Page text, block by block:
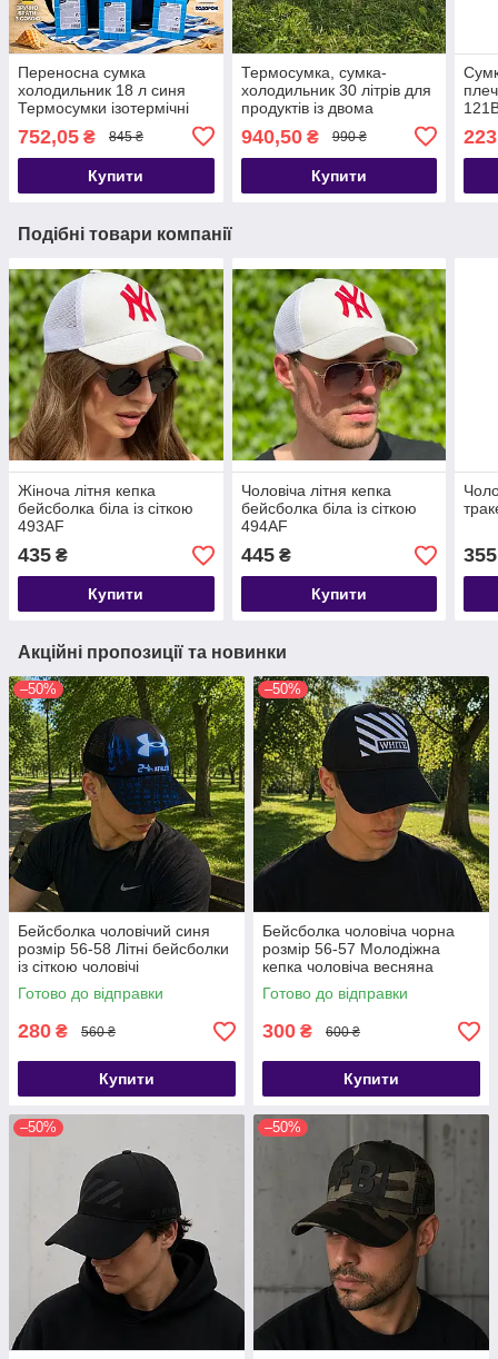
Переносна сумка
холодильник 18 л синя
Термосумки ізотермічні
холоду
752,05 ₴ 845 ₴
Купити
Термосумка, сумка-
холодильник 30 літрів для
продуктів із двома
акумуляторами холоду в
комплекті
940,50₴ 990 ₴
Купити
Подібні товари компанії
Жіноча літня кепка
бейсболка біла із сіткою
493АF
435 ₴
Купити
Чоловіча літня кепка
бейсболка біла із сіткою
494АF
445₴
Купити
355
Акційні пропозиції та новинки
–50%
Бейсболка чоловічий синя
розмір 56-58 Літні бейсболки
із сіткою чоловічі
Готово до відправки
280 ₴ 560 ₴
Купити
–50%
Бейсболка чоловіча чорна
розмір 56-57 Молодіжна
кепка чоловіча весняна
Готово до відправки
300 ₴ 600 ₴
Купити
–50% –50%